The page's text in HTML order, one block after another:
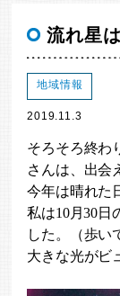
流れ星
地域情報
2019.11.3
そろそろ終わ
さんは、出会
今年は晴れた
私は10月30日
した。（歩い
大きな光がビ